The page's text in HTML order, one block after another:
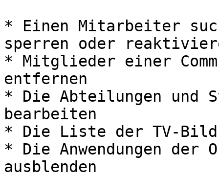
* Einen Mitarbeiter
sperren oder
* Mitglieder einer
entfernen
* Die Abteilungen und
bearbeiten
* Die Liste der TV-
* Die Anwendungen der
ausblenden